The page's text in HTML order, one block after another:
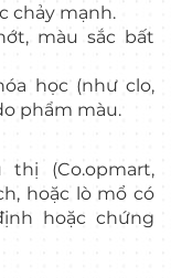
chảy mạnh.
màu sắc bất
học (như clo,
phẩm màu.
(Co.opmart,
hoặc lò mổ có
hoặc chứng